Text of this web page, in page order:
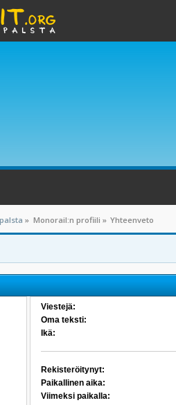
» Monorail:n profiili » Yhteenveto
Viestejä:
Oma teksti:
Ikä:
Rekisteröitynyt:
Paikallinen aika:
Viimeksi paikalla: